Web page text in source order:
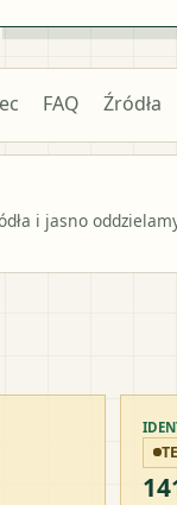
FAQ Źródła
i jasno